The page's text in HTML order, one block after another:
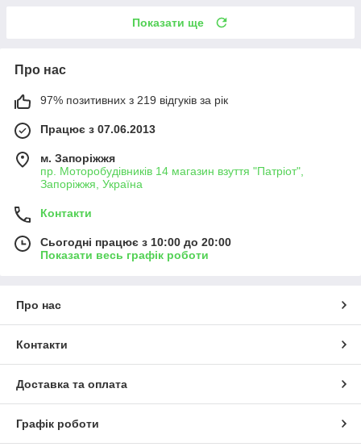
Показати ще
Про нас
97% позитивних з 219 відгуків за рік
Працює з 07.06.2013
м. Запоріжжя
пр. Моторобудівників 14 магазин взуття "Патріот",
Запоріжжя, Україна
Контакти
Сьогодні працює з 10:00 до 20:00
Показати весь графік роботи
Про нас
Контакти
Доставка та оплата
Графік роботи